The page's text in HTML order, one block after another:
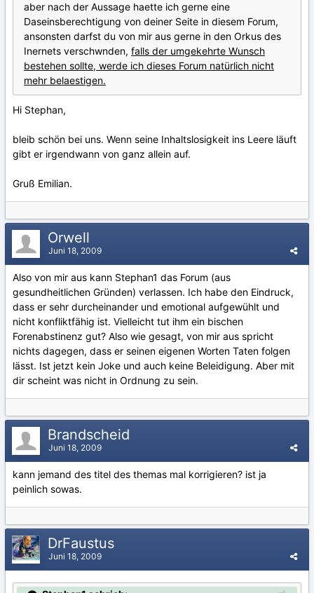
aber nach der Aussage haette ich gerne eine
Daseinsberechtigung von deiner Seite in diesem Forum,
ansonsten darfst du von mir aus gerne in den Orkus des
Inernets verschwnden, falls der umgekehrte Wunsch
bestehen sollte, werde ich dieses Forum natürlich nicht
mehr belaestigen.
Hi Stephan,
bleib schön bei uns. Wenn seine Inhaltslosigkeit ins Leere läuft
gibt er irgendwann von ganz allein auf.
Gruß Emilian.
Orwell
Juni 18, 2009
Also von mir aus kann Stephan1 das Forum (aus
gesundheitlichen Gründen) verlassen. Ich habe den Eindruck,
dass er sehr durcheinander und emotional aufgewühlt und
nicht konfliktfähig ist. Vielleicht tut ihm ein bischen
Forenabstinenz gut? Also wie gesagt, von mir aus spricht
nichts dagegen, dass er seinen eigenen Worten Taten folgen
lässt. Ist jetzt kein Joke und auch keine Beleidigung. Aber mit
dir scheint was nicht in Ordnung zu sein.
Brandscheid
Juni 18, 2009
kann jemand des titel des themas mal korrigieren? ist ja
peinlich sowas.
DrFaustus
Juni 18, 2009